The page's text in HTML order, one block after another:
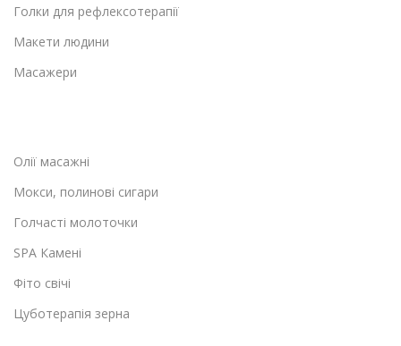
Голки для рефлексотерапії
Макети людини
Масажери
Олії масажні
Мокси, полинові сигари
Голчасті молоточки
SPA Камені
Фіто свічі
Цуботерапія зерна